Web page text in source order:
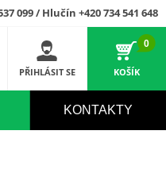
099 / Hlučín +420 734 541 648
PŘIHLÁSIT SE
0
KOŠÍK
KONTAKTY